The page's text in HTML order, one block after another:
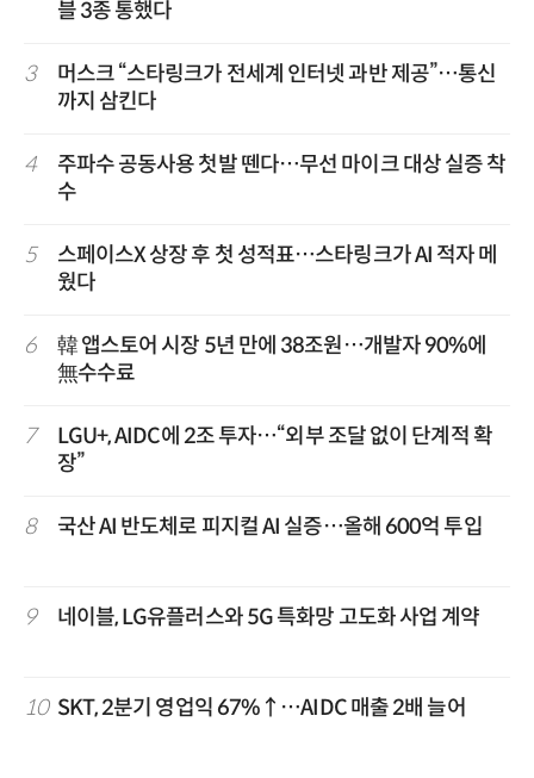
블 3종 통했다
3
머스크 “스타링크가 전세계 인터넷 과반 제공”…통신
까지 삼킨다
4
주파수 공동사용 첫발 뗀다…무선 마이크 대상 실증 착
수
5
스페이스X 상장 후 첫 성적표…스타링크가 AI 적자 메
웠다
6
韓 앱스토어 시장 5년 만에 38조원…개발자 90%에
無수수료
7
LGU+, AIDC에 2조 투자…“외부 조달 없이 단계적 확
장”
8 국산 AI 반도체로 피지컬 AI 실증…올해 600억 투입
9 네이블, LG유플러스와 5G 특화망 고도화 사업 계약
10 SKT, 2분기 영업익 67%↑…AIDC 매출 2배 늘어